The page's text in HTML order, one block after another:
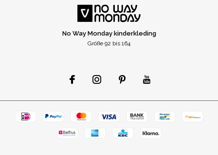
No Way Monday kinderkleding
Größe 92 bis 164